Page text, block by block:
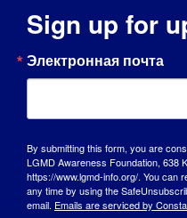
своего
меня, любили и
Я нашла
и в безопасности.
детьми будет
стоит.
Sign up for
Электронная почта
By submitting this form, you are
LGMD Awareness Foundation, 638
https://www.lgmd-info.org/. You can
any time by using the
email. Emails are serviced by